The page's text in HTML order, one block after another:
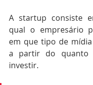
A startup consiste
qual o empresário
em que tipo de
a partir do quanto
investir.